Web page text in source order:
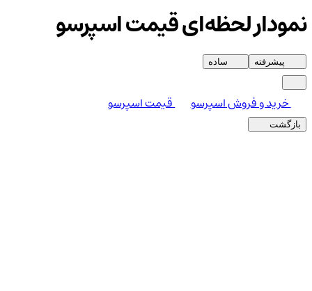
نمودار لحظه‌ای قیمت اسپرسو
پیشرفته ساده
خرید و فروش اسپرسو قیمت اسپرسو
بازگشت